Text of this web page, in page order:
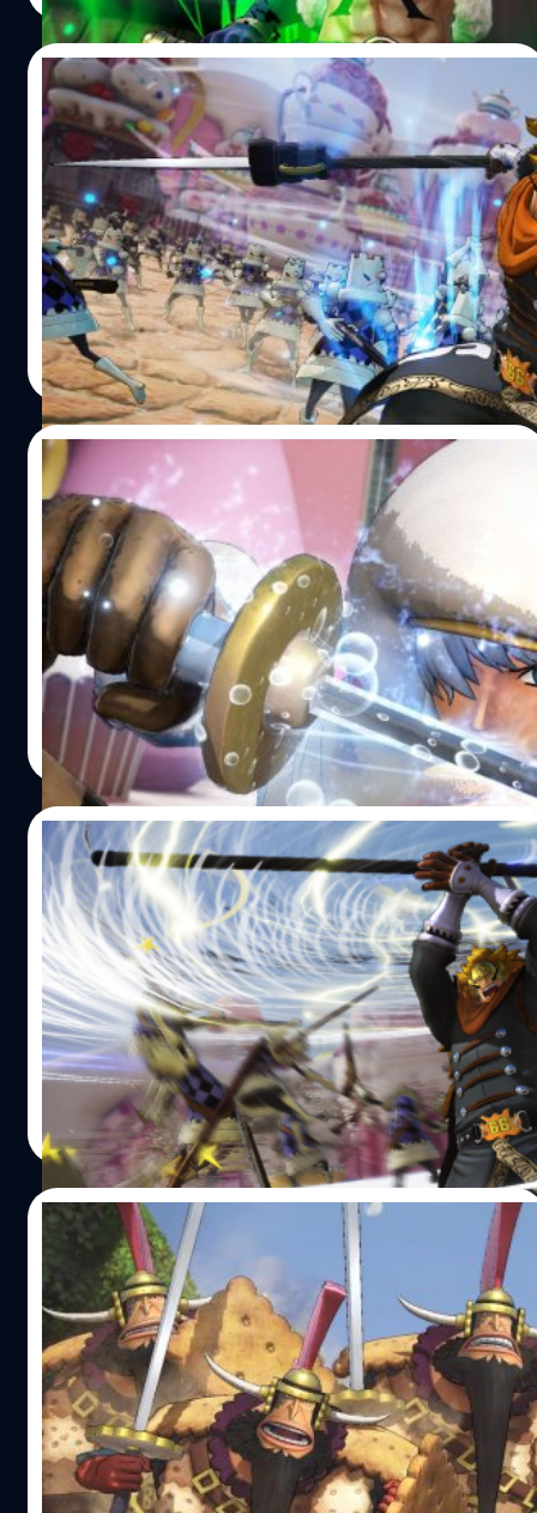
ร่างเป็นไดโนเสาร์พันธุ์ Allosaurus One Piece: Pirate
Warriors 4 วางจำหน่ายอย่างเป็นทางการแล้ววันนี้ บน
แพลตฟอร์ม PlayStation 4, Xbox One, Nintendo Switch
และ PC (Steam) อ้างอิง พิสูจน์อักษร : สุชยา…
10/07/2020
One Piece: Pirate Warriors 4 เผยตัวอย่าง
ตัวละคร Vinsmoke Judge
ค่ายเกม Bandai Namco ได้ปล่อยตัวอย่างตัวละคร
Vinsmoke Judge ของเกม One Piece: Pirate Warriors 4 ซึ่ง
เขาเป็นตัวละครที่อยู่ในชุด “Whole Cake Island Pack” เช่น
เดียวกับ Charlotte Smoothie และ Charlotte Cracker โดย
จะเปิดให้ดาวน์โหลดในช่วงฤดูร้อนปี 2020 Vinsmoke Judge
หรือที่รู้จักกันในชื่อ Garuda เป็นราชาแห่งอาณาจักร Germa
และผู้นำของกองกำลัง Germa 66 แถมยังเป็นพ่อของ Ichiji,
Niji, Sanji, Yonji และ Reiju เขาพยายามทำทุกวิถีทางเพื่อที่
จะชนะสงครามและสามารถใช้หอกที่มีกระแสไฟฟ้าโจมตีศัตรู
One Piece: Pirate Warriors 4 วางจำหน่ายอย่างเป็นทางการ
แล้ววันนี้ บนแพลตฟอร์ม PlayStation 4, Xbox One,
Nintendo Switch…
ศุภกร ประเสริฐศิลป์| 2219 days ago
Read More
26/06/2020
One Piece: Pirate Warriors 4 เผยตัวอย่าง
ตัวละคร Charlotte Smoothie
ค่ายเกม Bandai Namco ได้ปล่อยตัวอย่างตัวละคร Charlotte
Smoothie ของเกม One Piece: Pirate Warriors 4 ซึ่งเธอเป็น
ตัวละครที่อยู่ในชุด “Whole Cake Island Pack” เช่นเดียวกับ
Charlotte Cracker และ Vinsmoke Judge โดยจะเปิดให้
ดาวน์โหลดในช่วงฤดูร้อนปี 2020 Smoothie เป็นลูกสาวคนที่
14 ของตระกูล Charlotte และเป็นหนึ่งในสามแม่ทัพขนมหวาน
ของกลุ่มโจรสลัดบิ๊กมัม ซึ่งเธอมีพลังของผลไม้ปีศาจ Wring-
Wring ที่สามารถบีบหรือคั้นน้ำจากสิ่งต่าง ๆ เพื่อนำมาเพิ่ม
พลังโจมตีและขยายร่างกายของตัวเองให้ใหญ่ขึ้น One Piece:
Pirate Warriors 4 วางจำหน่ายอย่างเป็นทางการแล้ววันนี้ บน
แพลตฟอร์ม PlayStation 4, Xbox One, Nintendo Switch
และ PC (Steam) อ้างอิง พิสูจน์อักษร :…
ศุภกร ประเสริฐศิลป์| 2233 days ago
Read More
23/06/2020
One Piece: Pirate Warriors 4 เผยภาพสก
รีนช็อตแรกของ Vinsmoke Judge
หลังจากนิตยสาร V-Jump เปิดเผยว่า Vinsmoke Judge เป็น
ตัวละครตัวสุดท้ายที่อยู่ในชุด Character Pack 1 ของเกม One
Piece: Pirate Warriors 4 และจะเปิดให้เล่นในช่วงฤดูร้อนปี
2020 ล่าสุดค่ายเกม Bandai Namco ได้ปล่อยภาพสกรีนช็อต
แรกออกมาให้ชมกัน Vinsmoke Judge เป็นราชาแห่ง
อาณาจักร Germa และเป็นพ่อของ Ichiji, Niji, Sanji, Yonji
และ Reiju เขามีพละกำลังมหาศาลและสามารถใช้หอกที่มี
กระแสไฟฟ้าโจมตีศัตรู One Piece: Pirate Warriors 4 วาง
จำหน่ายอย่างเป็นทางการแล้ววันนี้ บนแพลตฟอร์ม
PlayStation 4, Xbox One, Nintendo Switch และ PC
(Steam) อ้างอิง พิสูจน์อักษร : สุชยา เกษจำรัส
ศุภกร ประเสริฐศิลป์| 2236 days ago
Read More
02/06/2020
One Piece: Pirate Warriors 4 เผยภาพสก
รีนช็อตแรกของ Charlotte Cracker
หลังจากนิตยสาร Weekly Jump เปิดเผยว่า Charlotte
Cracker เป็นตัวละครที่อยู่ในชุด Character Pack 1 ของเกม
One Piece: Pirate Warriors 4 และจะเปิดให้ดาวน์โหลดใน
ช่วงฤดูร้อนปี 2020 ล่าสุดค่ายเกม Bandai Namco ได้ปล่อย
ภาพสกรีนช็อตแรกออกมาให้ชมกัน Charlotte Cracker เป็น
ศัตรูตัวฉกาจในภาคเกาะโฮลเค้กและเป็นหนึ่งในแม่ทัพขนม
ศุภกร ประเสริฐศิลป์| 2258 days ago